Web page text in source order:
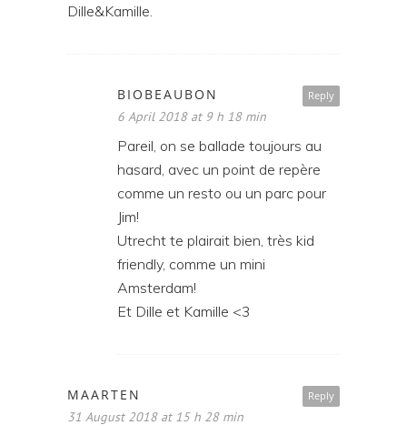
Dille&Kamille.
Reply
BIOBEAUBON
6 April 2018 at 9 h 18 min
Pareil, on se ballade toujours au
hasard, avec un point de repère
comme un resto ou un parc pour
Jim!
Utrecht te plairait bien, très kid
friendly, comme un mini
Amsterdam!
Et Dille et Kamille <3
Reply
MAARTEN
31 August 2018 at 15 h 28 min